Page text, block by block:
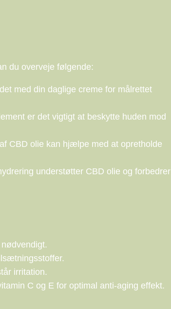
du overveje følgende:
med din daglige creme for målrettet
er det vigtigt at beskytte huden mod
CBD olie kan hjælpe med at opretholde
understøtter CBD olie og forbedrer
irritation.
C og E for optimal anti-aging effekt.